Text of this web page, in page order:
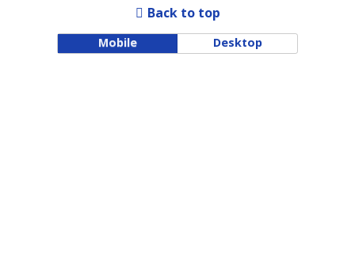
Back to top
Mobile Desktop